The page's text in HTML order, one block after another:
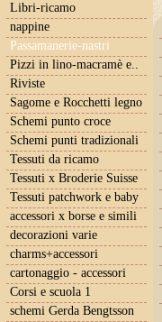
Libri-ricamo
nappine
Passamanerie-nastri
Pizzi in lino-macramè e..
Riviste
Sagome e Rocchetti legno
Schemi punto croce
Schemi punti tradizionali
Tessuti da ricamo
Tessuti x Broderie Suisse
Tessuti patchwork e baby
accessori x borse e simili
decorazioni varie
charms+accessori
cartonaggio - accessori
Corsi e scuola 1
schemi Gerda Bengtsson